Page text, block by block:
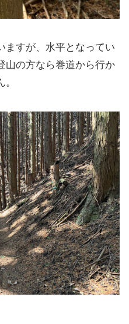
ますが、水平となってい
山の方なら巻道から行か